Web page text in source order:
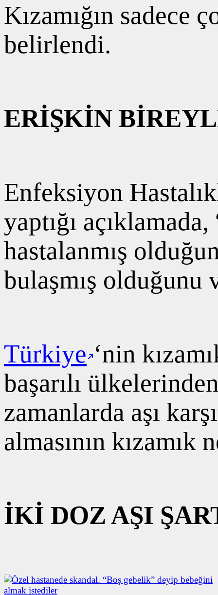
Kızamığın
belirlendi.
ERİŞKİN
Enfeksiyon
yaptığı
hastalanmış
bulaşmış
Türkiye ‘nin
başarılı
zamanlarda aşı
almasının
İKİ DOZ AŞI